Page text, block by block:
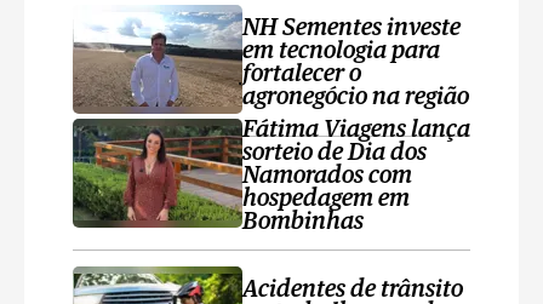
NH Sementes investe
em tecnologia para
fortalecer o
agronegócio na região
Fátima Viagens lança
sorteio de Dia dos
Namorados com
hospedagem em
Bombinhas
Acidentes de trânsito